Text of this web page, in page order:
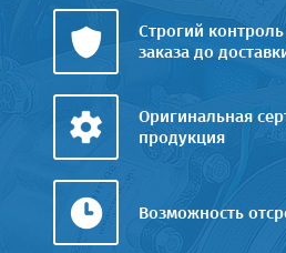
Строгий
заказа до
Оригинальная
продукция
Возможность